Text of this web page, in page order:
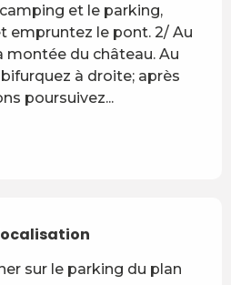
et le parking,
empruntez le pont. 2/ Au
montée du château. Au
à droite; après
poursuivez...
sur le parking du plan